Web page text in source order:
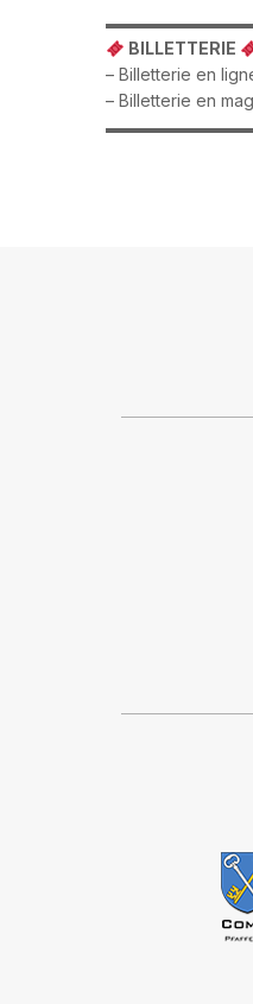
BILLETTERIE
– Billetterie en
– Billetterie en